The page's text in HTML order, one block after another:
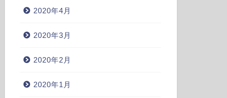
2020年4月
2020年3月
2020年2月
2020年1月